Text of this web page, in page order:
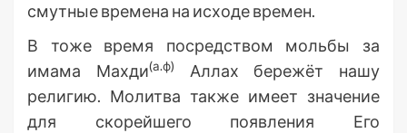
смутные времена на исходе времен.
В тоже время посредством мольбы за
имама Махди(а.ф)
Аллах бережёт нашу
религию. Молитва также имеет значение
для скорейшего появления Его